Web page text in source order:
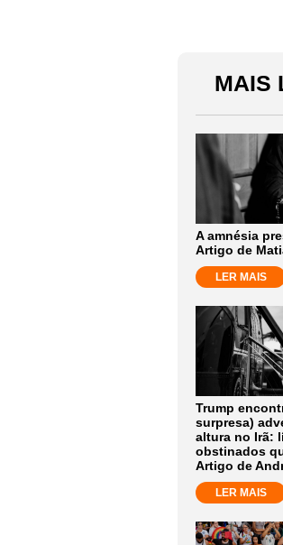
MAIS
A amnésia
Artigo de
LER MAIS
Trump
surpresa)
altura no Irã:
obstinados
Artigo de
LER MAIS